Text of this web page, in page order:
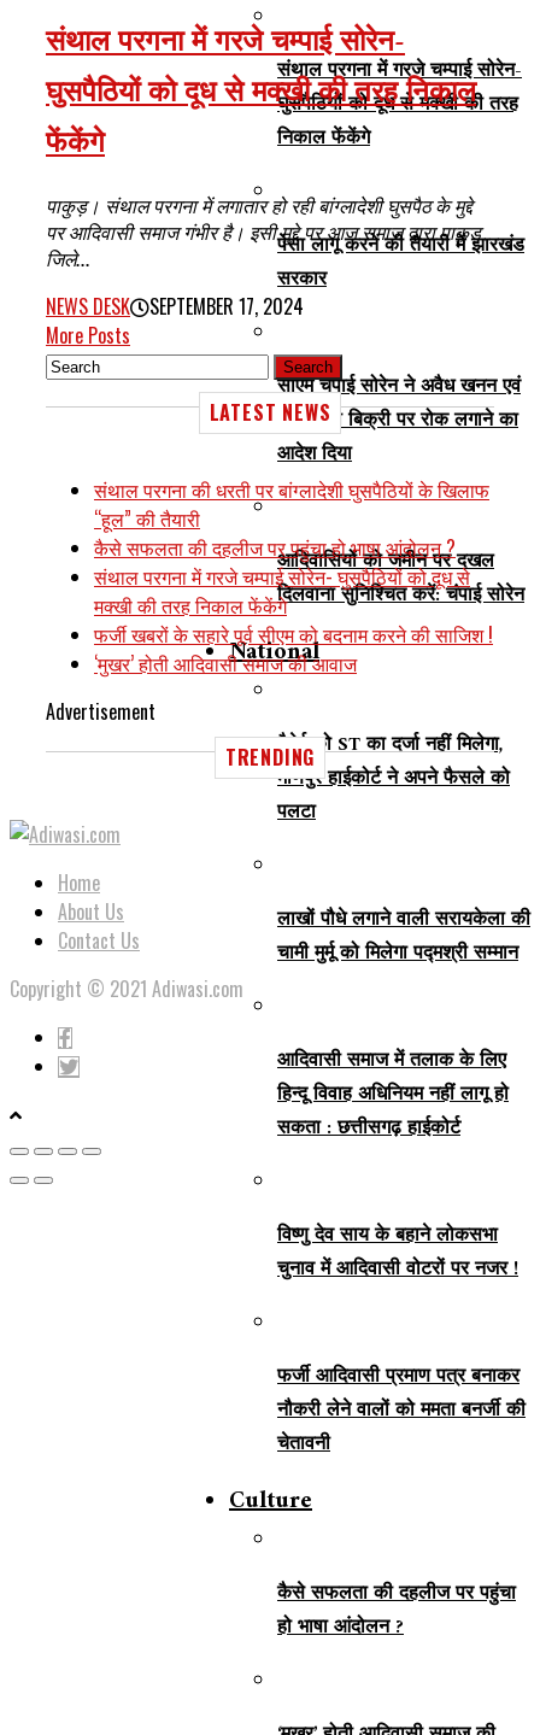
संथाल परगना में गरजे चम्पाई सोरेन-
घुसपैठियों को दूध से मक्खी की तरह
निकाल फेंकेंगे
पेसा लागू करने की तैयारी में झारखंड
सरकार
सीएम चंपाई सोरेन ने अवैध खनन एवं
ड्रग्स की बिक्री पर रोक लगाने का
आदेश दिया
आदिवासियों को जमीन पर दखल
दिलवाना सुनिश्चित करें: चंपाई सोरेन
National
मैतेई को ST का दर्जा नहीं मिलेगा,
मणिपुर हाईकोर्ट ने अपने फैसले को
पलटा
लाखों पौधे लगाने वाली सरायकेला की
चामी मुर्मू को मिलेगा पद्मश्री सम्मान
आदिवासी समाज में तलाक के लिए
हिन्दू विवाह अधिनियम नहीं लागू हो
सकता : छत्तीसगढ़ हाईकोर्ट
विष्णु देव साय के बहाने लोकसभा
चुनाव में आदिवासी वोटरों पर नजर !
फर्जी आदिवासी प्रमाण पत्र बनाकर
नौकरी लेने वालों को ममता बनर्जी की
चेतावनी
Culture
कैसे सफलता की दहलीज पर पहुंचा
हो भाषा आंदोलन ?
संथाल परगना में गरजे चम्पाई सोरेन-
घुसपैठियों को दूध से मक्खी की तरह निकाल
फेंकेंगे
पाकुड़। संथाल परगना में लगातार हो रही बांग्लादेशी घुसपैठ के मुद्दे
पर आदिवासी समाज गंभीर है। इसी मुद्दे पर आज समाज द्वारा पाकुड़
जिले...
NEWS DESK
SEPTEMBER 17, 2024
More Posts
LATEST NEWS
संथाल परगना की धरती पर बांग्लादेशी घुसपैठियों के खिलाफ
“हूल” की तैयारी
कैसे सफलता की दहलीज पर पहुंचा हो भाषा आंदोलन ?
संथाल परगना में गरजे चम्पाई सोरेन- घुसपैठियों को दूध से
मक्खी की तरह निकाल फेंकेंगे
फर्जी खबरों के सहारे पूर्व सीएम को बदनाम करने की साजिश !
‘मुखर’ होती आदिवासी समाज की आवाज
Advertisement
TRENDING
Home
About Us
Contact Us
Copyright © 2021 Adiwasi.com